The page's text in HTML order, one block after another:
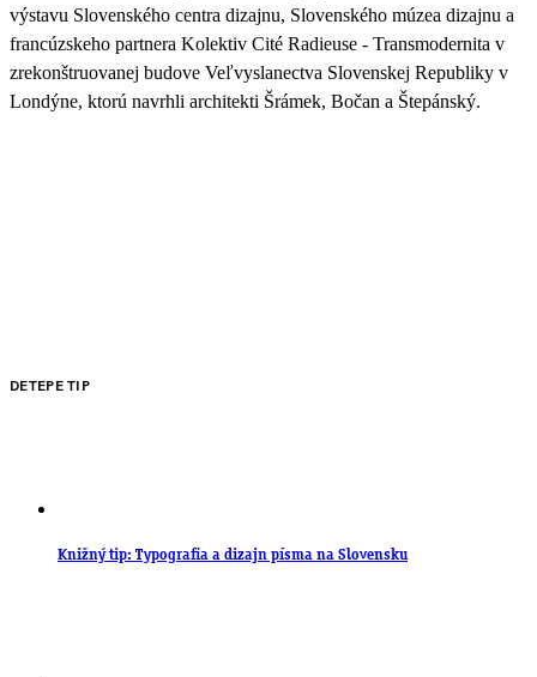
výstavu Slovenského centra dizajnu, Slovenského múzea dizajnu a
francúzskeho partnera Kolektiv Cité Radieuse - Transmodernita v
zrekonštruovanej budove Veľvyslanectva Slovenskej Republiky v
Londýne, ktorú navrhli architekti Šrámek, Bočan a Štepánský.
DETEPE TIP
Knižný tip: Typografia a dizajn písma na Slovensku